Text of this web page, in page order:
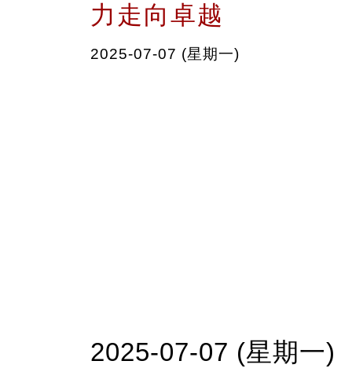
力走向卓越
2025-07-07 (星期一)
2025-07-07 (星期一)